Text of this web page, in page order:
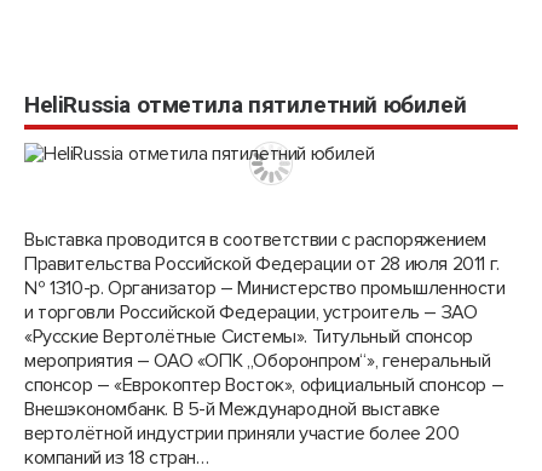
HeliRussia отметила пятилетний юбилей
Выставка проводится в соответствии с распоряжением
Правительства Российской Феде­рации от 28 июля 2011 г.
№ 1310-р. Организатор – Министерство промышленности
и торговли Российской Федерации, устроитель – ЗАО
«Русские Вертолётные Системы». Титульный спонсор
мероприятия – ОАО «ОПК „Оборонпром“», генеральный
спонсор – «Еврокоптер Восток», официальный спонсор –
Внешэкономбанк. В 5-й Международной выставке
вертолётной индустрии приняли участие более 200
компаний из 18 стран…